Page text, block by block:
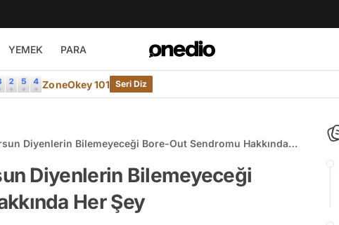
YEMEK PARA
ZoneOkey 101 Seri Diz
Diyenlerin Bilemeyeceği Bore-Out Sendromu Hakkında
Diyenlerin Bilemeyeceği
Her Şey